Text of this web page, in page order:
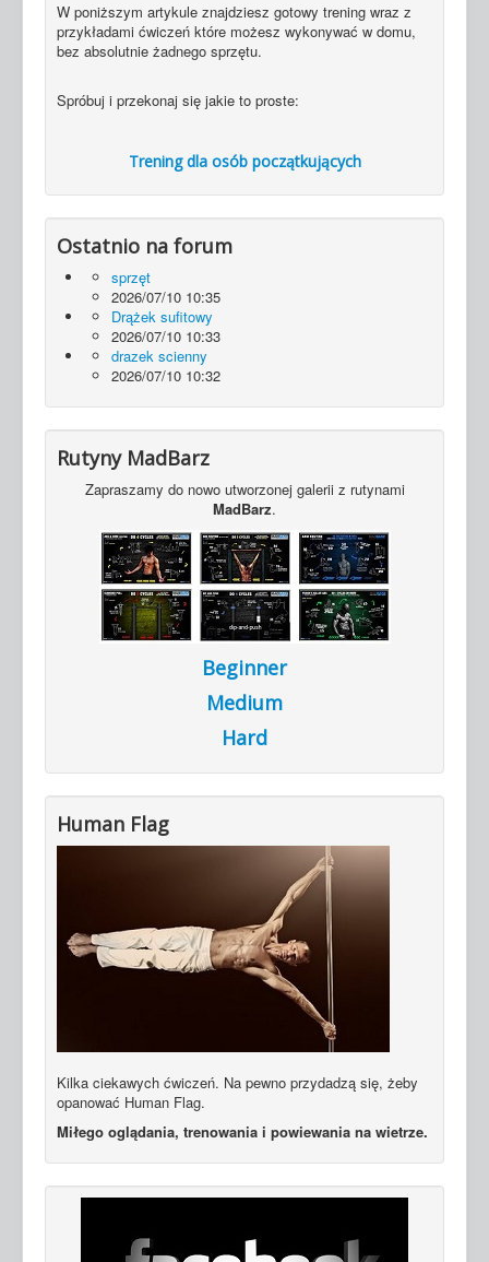
W poniższym artykule znajdziesz gotowy trening wraz z
przykładami ćwiczeń które możesz wykonywać w domu,
bez absolutnie żadnego sprzętu.
Spróbuj i przekonaj się jakie to proste:
Trening dla osób początkujących
Ostatnio na forum
sprzęt
2026/07/10 10:35
Drążek sufitowy
2026/07/10 10:33
drazek scienny
2026/07/10 10:32
Rutyny MadBarz
Zapraszamy do nowo utworzonej galerii z rutynami
MadBarz.
Beginner
Medium
Hard
Human Flag
Kilka ciekawych ćwiczeń. Na pewno przydadzą się, żeby
opanować Human Flag.
Miłego oglądania, trenowania i powiewania na wietrze.